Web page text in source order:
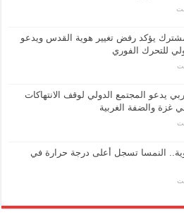
يؤكد رفض تغيير هوية القدس ويدعو
للتحرك الفوري
يدعو المجتمع الدولي لوقف الانتهاكات
في غزة والضفة الغربية
النمسا تسجل أعلى درجة حرارة في